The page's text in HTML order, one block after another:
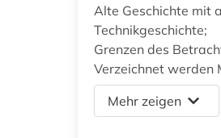
Alte Geschichte mit
Technikgeschichte;
Grenzen des
Verzeichnet werden
Mehr zeigen